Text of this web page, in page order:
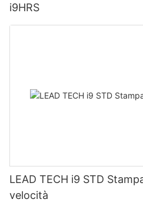
i9HRS
LEAD TECH i9 STD
velocità